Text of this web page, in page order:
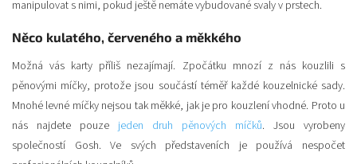
manipulovat s nimi, pokud ještě nemáte vybudované svaly v prstech.
Něco kulatého, červeného a měkkého
Možná vás karty příliš nezajímají. Zpočátku mnozí z nás kouzlili s
pěnovými míčky, protože jsou součástí téměř každé kouzelnické sady.
Mnohé levné míčky nejsou tak měkké, jak je pro kouzlení vhodné. Proto u
nás najdete pouze jeden druh pěnových míčků. Jsou vyrobeny
společností Gosh. Ve svých představeních je používá nespočet